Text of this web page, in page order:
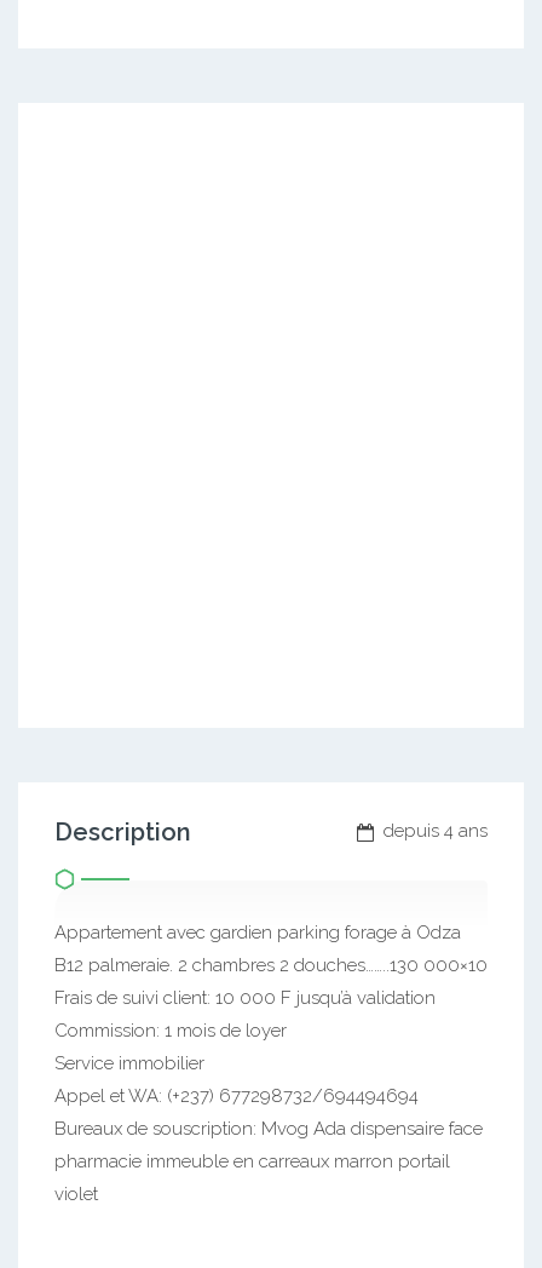
depuis 4 ans
Description
Appartement avec gardien parking forage à Odza
B12 palmeraie. 2 chambres 2 douches……..130 000×10
Frais de suivi client: 10 000 F jusqu’à validation
Commission: 1 mois de loyer
Service immobilier
Appel et WA: (+237) 677298732/694494694
Bureaux de souscription: Mvog Ada dispensaire face
pharmacie immeuble en carreaux marron portail
violet